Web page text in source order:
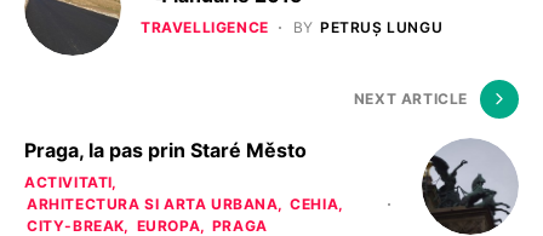
TRAVELLIGENCE BY PETRUȘ LUNGU
NEXT ARTICLE
Praga, la pas prin Staré Město
ACTIVITATI
ARHITECTURA SI ARTA URBANA
CEHIA
CITY-BREAK
EUROPA
PRAGA